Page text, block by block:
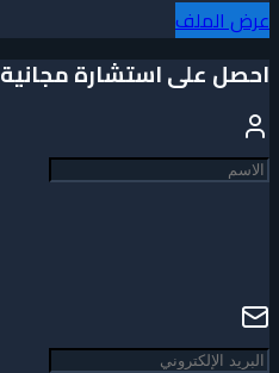
عرض الملف
احصل على استشارة مجانية